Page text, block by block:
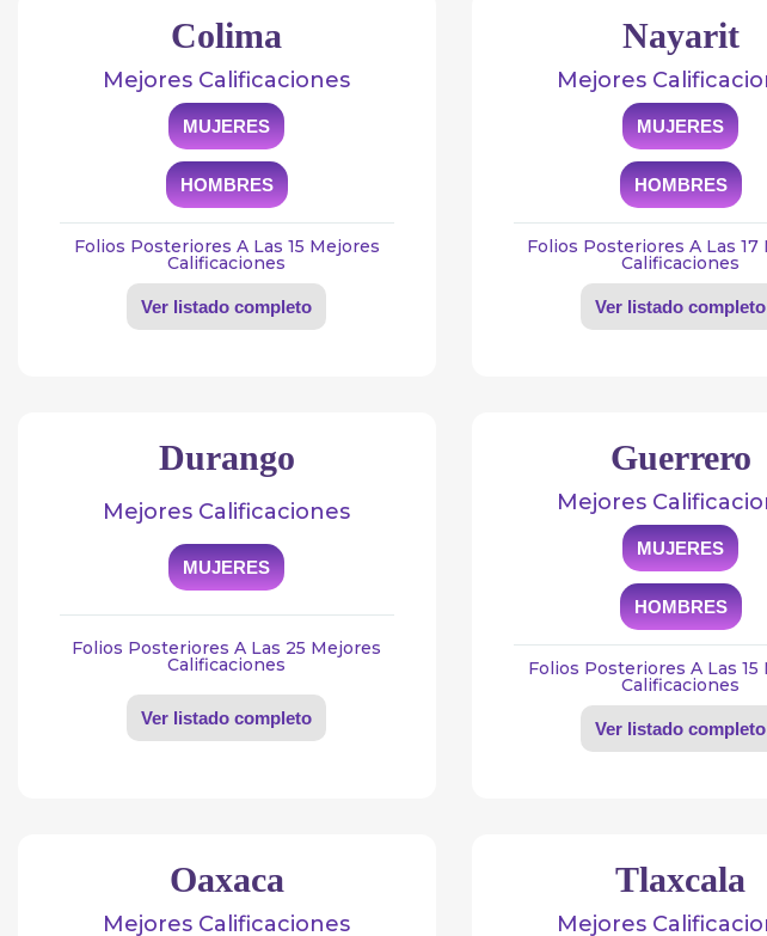
Colima
Mejores Calificaciones
MUJERES
HOMBRES
Folios Posteriores A Las 15 Mejores
Calificaciones
Ver listado completo
Nayarit
Mejores
MUJERES
HOMBRES
Folios Posteriores A Las 17
Calificaciones
Ver listado completo
Durango
Mejores Calificaciones
MUJERES
Folios Posteriores A Las 25 Mejores
Calificaciones
Ver listado completo
Guerrero
Mejores
MUJERES
HOMBRES
Folios Posteriores A Las 15
Calificaciones
Ver listado completo
Oaxaca
Mejores Calificaciones
Tlaxcala
Mejores